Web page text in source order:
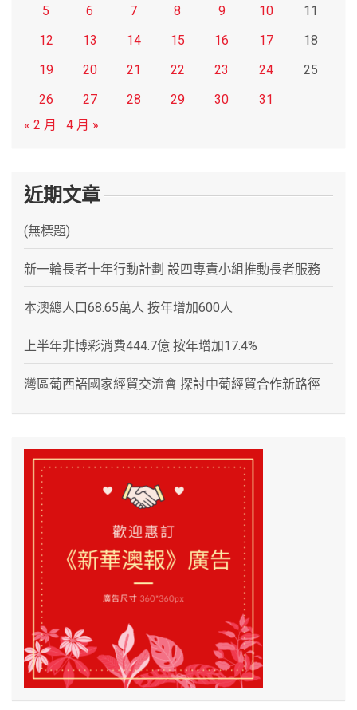
5
6 7 8 9 10
11
12
13 14 15 16 17
18
19
20 21 22 23 24
25
26
27 28 29 30
31
« 2 月
4 月 »
近期文章
(無標題)
新一輪長者十年行動計劃 設四專責小組推動長者服務
本澳總人口68.65萬人 按年增加600人
上半年非博彩消費444.7億 按年增加17.4%
灣區葡西語國家經貿交流會 探討中葡經貿合作新路徑